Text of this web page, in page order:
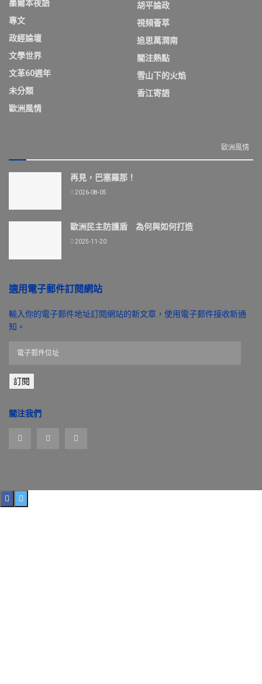
墨爾本夜語
專文
政經論壇
文學世界
文革60週年
未分類
歐洲風情
胡平論政
視頻薈萃
追思萬潤南
關注熱點
雪山下的火焰
香江寄語
歐洲風情
再見，巴塞羅那！
2026-08-05
歐洲民主防護盾 為何與如何打造
2025-11-20
適用電子郵件訂閱網站
輸入你的電子郵件地址訂閱網站的新文章，使用電子郵件接收新通
知。
郵
件
址
訂閱
關注我們